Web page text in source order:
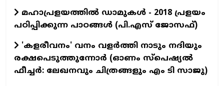
മഹാപ്രളയത്തില്‍ ഡാമുകള്‍ - 2018 പ്രളയം
പഠിപ്പിക്കുന്ന പാഠങ്ങള്‍ (പി.എസ് ജോസഫ്‌)
'കളരീവനം' വനം വളര്‍ത്തി നാടും നദിയും
രക്ഷപെടുത്തുന്നോര്‍ (ഓണം സ്പെഷ്യല്‍
ഫീച്ചര്‍: ലേഖനവും ചിത്രങ്ങളും എം ടി സാജു)